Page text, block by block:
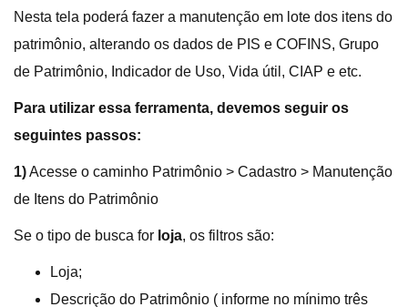
Nesta tela poderá fazer a manutenção em lote dos itens do
patrimônio, alterando os dados de PIS e COFINS, Grupo
de Patrimônio, Indicador de Uso, Vida útil, CIAP e etc.
Para utilizar essa ferramenta, devemos seguir os
seguintes passos:
1)Acesse o caminho Patrimônio > Cadastro > Manutenção
de Itens do Patrimônio
Se o tipo de busca for loja, os filtros são:
Loja;
Descrição do Patrimônio ( informe no mínimo três